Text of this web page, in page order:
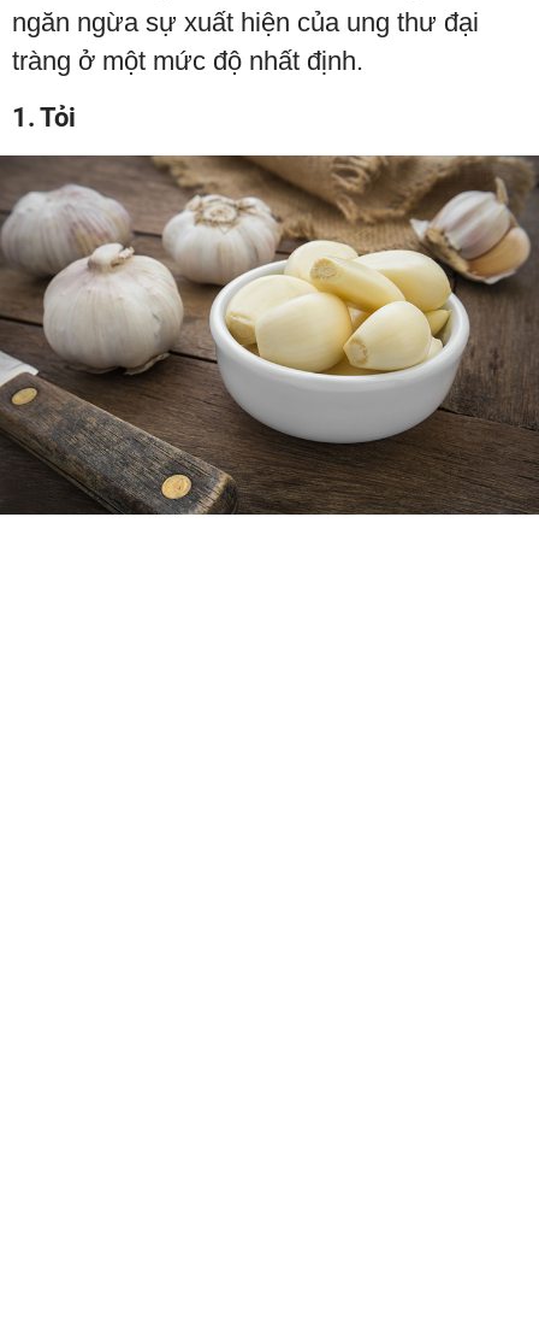
ngăn ngừa sự xuất hiện của ung thư đại
tràng ở một mức độ nhất định.
1. Tỏi